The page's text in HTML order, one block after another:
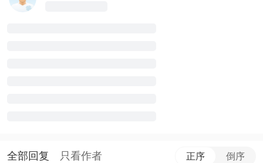
全部回复 只看作者 正序 倒序